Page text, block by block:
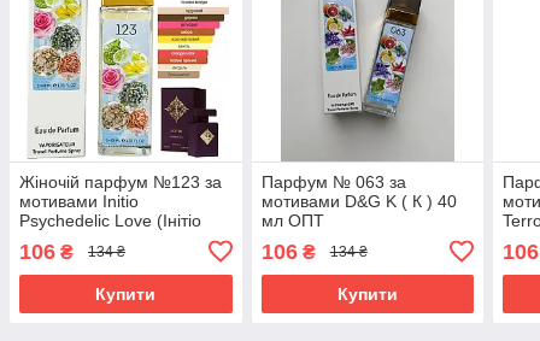
Жіночій парфум №123 за
мотивами Initio
Psychedelic Love (Iнітіо
ОПТ
106 ₴ 134 ₴
Купити
Парфум № 063 за
мотивами D&G K ( К ) 40
мл ОПТ
106₴ 134 ₴
Купити
106